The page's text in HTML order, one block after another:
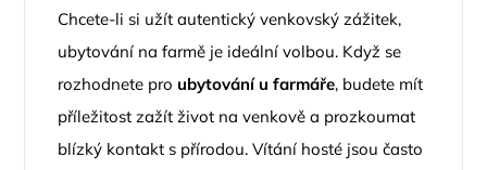
Chcete-li si užít autentický venkovský zážitek,
ubytování na farmě je ideální volbou. Když se
rozhodnete pro ubytování u farmáře, budete mít
příležitost zažít život na venkově a prozkoumat
blízký kontakt s přírodou. Vítání hosté jsou často